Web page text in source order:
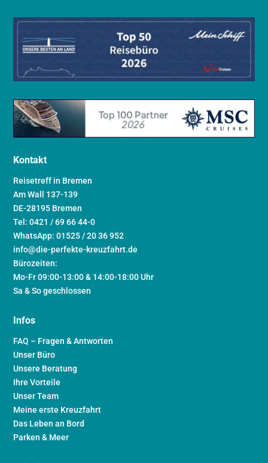
Kontakt
Reisetreff in Bremen
Am Wall 137-139
DE-28195 Bremen
Tel: 0421 / 69 66 44-0
WhatsApp: 01525 / 20 36 952
info@die-perfekte-kreuzfahrt.de
Bürozeiten:
Mo-Fr 09:00-13:00 & 14:00-18:00 Uhr
Sa & So geschlossen
Infos
FAQ – Fragen & Antworten
Unser Büro
Unsere Beratung
Ihre Vorteile
Unser Team
Meine erste Kreuzfahrt
Das Leben an Bord
Parken & Meer